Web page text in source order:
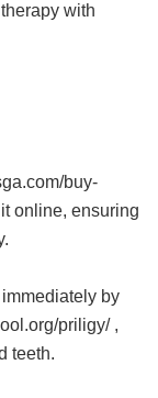
with
buy-
online, ensuring
by
priligy/ ,
teeth.